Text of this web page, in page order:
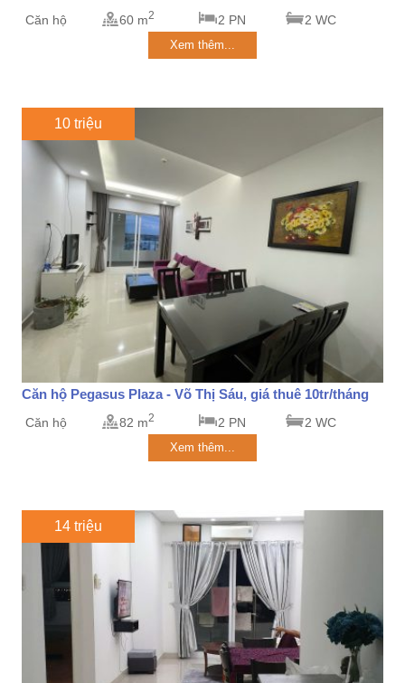
Căn hộ 60 m2 2 PN 2 WC
Xem thêm...
10 triệu
Căn hộ Pegasus Plaza - Võ Thị Sáu, giá thuê 10tr/tháng
Căn hộ 82 m2 2 PN 2 WC
Xem thêm...
14 triệu